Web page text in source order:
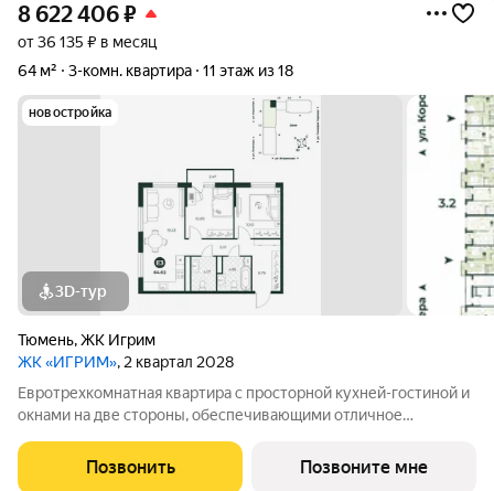
8 622 406₽
от 36 135 ₽ в месяц
64 м²
3-комн. квартира 11 этаж из 18
новостройка
3D-тур
Тюмень,ЖК Игрим
ЖК «ИГРИМ», 2 квартал 2028
Евротрехкомнатная квартира с просторной кухней-гостиной и
окнами на две стороны, обеспечивающими отличное
балкон. Планировкой предусмотрено два санузла. В прихожей
можно установить шкаф для
Позвонить Позвоните мне